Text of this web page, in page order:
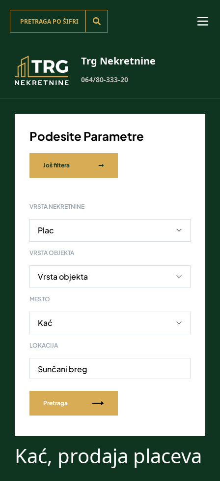
Trg Nekretnine
064/80-333-20
Podesite Parametre
Još filtera
VRSTA NEKRETNINE
VRSTA OBJEKTA
MESTO
LOKACIJA
Sunčani breg
Pretraga
Kać, prodaja placeva